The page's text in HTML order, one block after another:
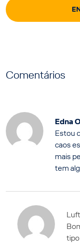
Comentários
Edna
Estou
caos
mais
tem